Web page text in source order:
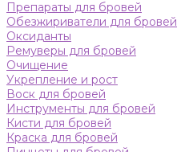
Препараты для бровей
Обезжириватели для бровей
Оксиданты
Ремуверы для бровей
Очищение
Укрепление и рост
Воск для бровей
Инструменты для бровей
Кисти для бровей
Краска для бровей